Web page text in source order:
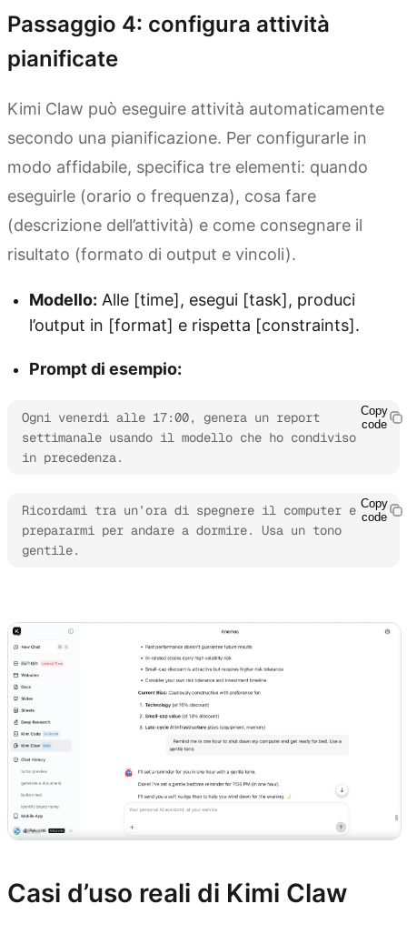
Passaggio 4: configura attività
pianificate
Kimi Claw può eseguire attività automaticamente
secondo una pianificazione. Per configurarle in
modo affidabile, specifica tre elementi: quando
eseguirle (orario o frequenza), cosa fare
(descrizione dell’attività) e come consegnare il
risultato (formato di output e vincoli).
Modello: Alle [time], esegui [task], produci
l’output in [format] e rispetta [constraints].
Prompt di esempio:
Ogni venerdì alle 17:00, genera un report
settimanale usando il modello che ho condiviso
in precedenza.
Copy
code
Ricordami tra un’ora di spegnere il computer e
prepararmi per andare a dormire. Usa un tono
gentile.
Copy
code
Casi d’uso reali di Kimi Claw